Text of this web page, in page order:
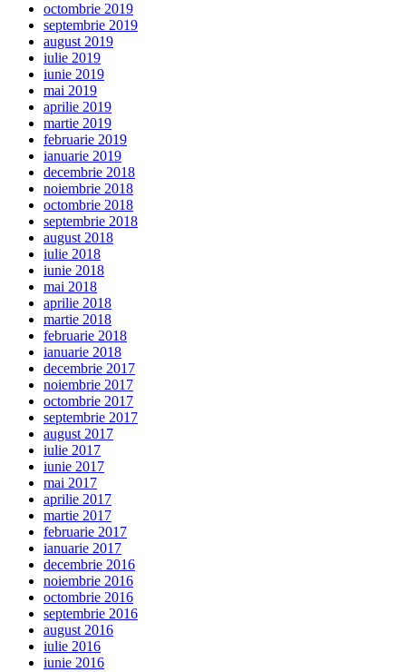
octombrie 2019
septembrie 2019
august 2019
iulie 2019
iunie 2019
mai 2019
aprilie 2019
martie 2019
februarie 2019
ianuarie 2019
decembrie 2018
noiembrie 2018
octombrie 2018
septembrie 2018
august 2018
iulie 2018
iunie 2018
mai 2018
aprilie 2018
martie 2018
februarie 2018
ianuarie 2018
decembrie 2017
noiembrie 2017
octombrie 2017
septembrie 2017
august 2017
iulie 2017
iunie 2017
mai 2017
aprilie 2017
martie 2017
februarie 2017
ianuarie 2017
decembrie 2016
noiembrie 2016
octombrie 2016
septembrie 2016
august 2016
iulie 2016
iunie 2016